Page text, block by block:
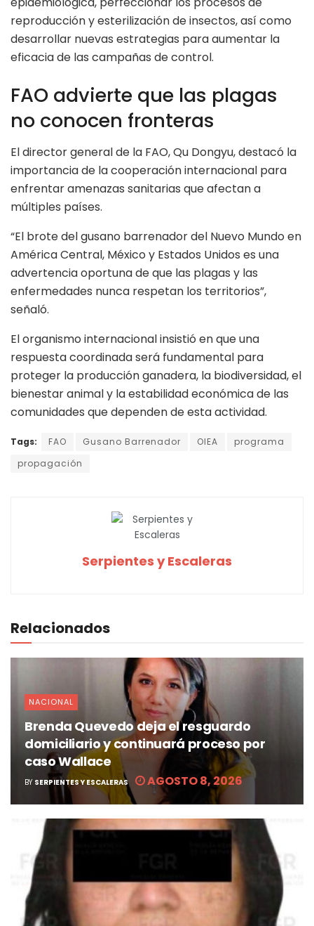
reproducción y esterilización de insectos, así como
desarrollar nuevas estrategias para aumentar la
eficacia de las campañas de control.
FAO advierte que las plagas
no conocen fronteras
El director general de la FAO, Qu Dongyu, destacó la
importancia de la cooperación internacional para
enfrentar amenazas sanitarias que afectan a
múltiples países.
“El brote del gusano barrenador del Nuevo Mundo en
América Central, México y Estados Unidos es una
advertencia oportuna de que las plagas y las
enfermedades nunca respetan los territorios”,
señaló.
El organismo internacional insistió en que una
respuesta coordinada será fundamental para
proteger la producción ganadera, la biodiversidad, el
bienestar animal y la estabilidad económica de las
comunidades que dependen de esta actividad.
Tags: FAO Gusano Barrenador OIEA
programa
propagación
Serpientes y Escaleras
Relacionados
NACIONAL
Brenda Quevedo deja el resguardo
domiciliario y continuará proceso por
caso Wallace
BY SERPIENTES Y ESCALERAS AGOSTO 8, 2026